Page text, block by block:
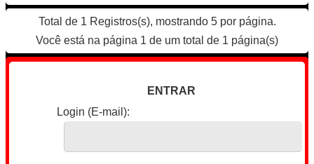
Total de 1 Registros(s), mostrando 5 por página.
Você está na página 1 de um total de 1 página(s)
ENTRAR
Login (E-mail):